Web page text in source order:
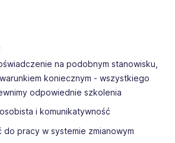
na podobnym stanowisku,
koniecznym - wszystkiego
odpowiednie szkolenia
i komunikatywność
do pracy w systemie zmianowym